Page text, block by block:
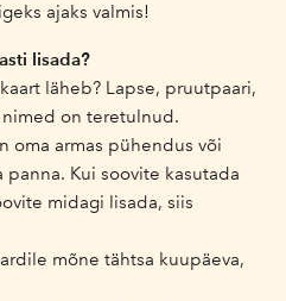
ajaks valmis!
lisada?
läheb? Lapse, pruutpaari,
on teretulnud.
oma armas pühendus või
Kui soovite kasutada
midagi lisada, siis
mõne tähtsa kuupäeva,